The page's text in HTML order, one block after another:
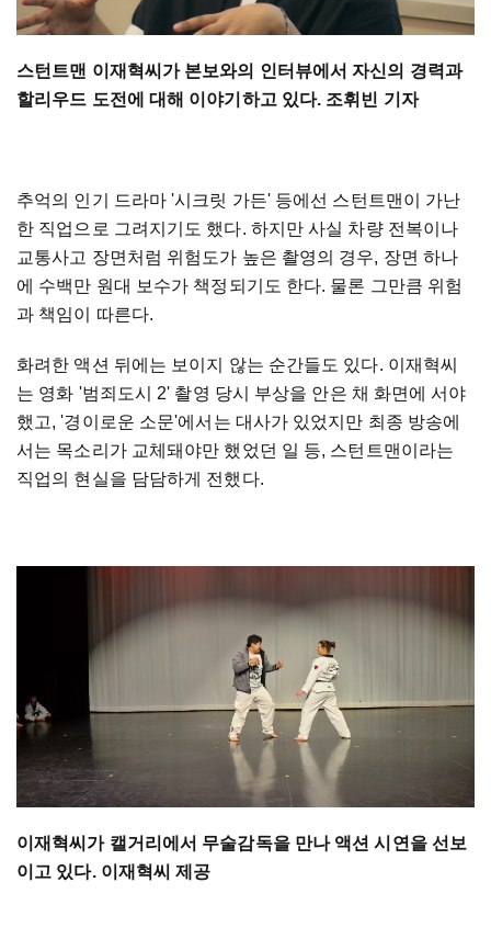
스턴트맨 이재혁씨가 본보와의 인터뷰에서 자신의 경력과
할리우드 도전에 대해 이야기하고 있다. 조휘빈 기자
추억의 인기 드라마 '시크릿 가든' 등에선 스턴트맨이 가난
한 직업으로 그려지기도 했다. 하지만 사실 차량 전복이나
교통사고 장면처럼 위험도가 높은 촬영의 경우, 장면 하나
에 수백만 원대 보수가 책정되기도 한다. 물론 그만큼 위험
과 책임이 따른다.
화려한 액션 뒤에는 보이지 않는 순간들도 있다. 이재혁씨
는 영화 '범죄도시 2' 촬영 당시 부상을 안은 채 화면에 서야
했고, '경이로운 소문'에서는 대사가 있었지만 최종 방송에
서는 목소리가 교체돼야만 했었던 일 등, 스턴트맨이라는
직업의 현실을 담담하게 전했다.
이재혁씨가 캘거리에서 무술감독을 만나 액션 시연을 선보
이고 있다. 이재혁씨 제공